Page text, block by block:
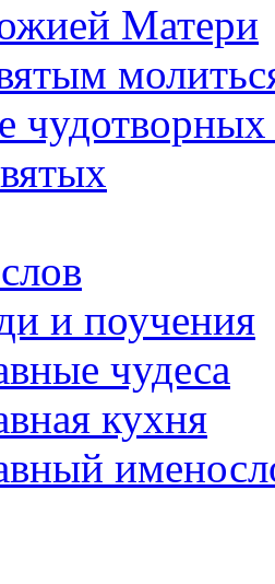
Матери
и поучения
чудеса
кухня